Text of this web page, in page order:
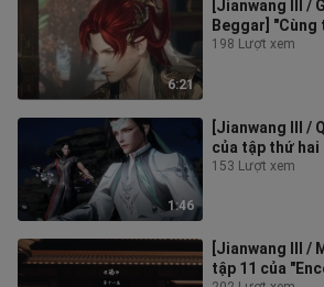
6:21
[Jianwang III /
Beggar]
đường khác
198 Lượt xem
1:46
[Jianwang III /
của tập thứ
nhiên" của
153 Lượt xem
[Jianwang III /
tập 11 của